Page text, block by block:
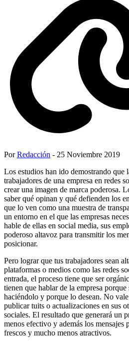
PorRedacción - 25 Noviembre 2019
Los estudios han ido demostrando que
trabajadores de una empresa en redes
crear una imagen de marca poderosa.
saber qué opinan y qué defienden los
que lo ven como una muestra de
un entorno en el que las empresas
hable de ellas en social media, sus
poderoso altavoz para transmitir los
posicionar.
Pero lograr que tus trabajadores sean
plataformas o medios como las redes
entrada, el proceso tiene que ser
tienen que hablar de la empresa porque
haciéndolo y porque lo desean. No
publicar tuits o actualizaciones en sus
sociales. El resultado que generará un
menos efectivo y además los mensajes
frescos y mucho menos atractivos.